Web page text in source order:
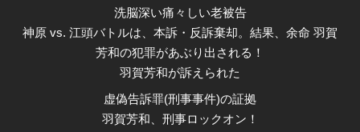
洗脳深い痛々しい老被告
神原 vs. 江頭バトルは、本訴・反訴棄却。結果、余命 羽賀
芳和の犯罪があぶり出される！
羽賀芳和が訴えられた
虚偽告訴罪(刑事事件)の証拠
羽賀芳和、刑事ロックオン！